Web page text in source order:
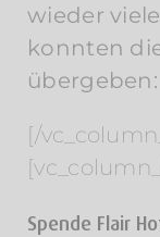
wieder
konnten
übergeben:
[/
Spende Flair